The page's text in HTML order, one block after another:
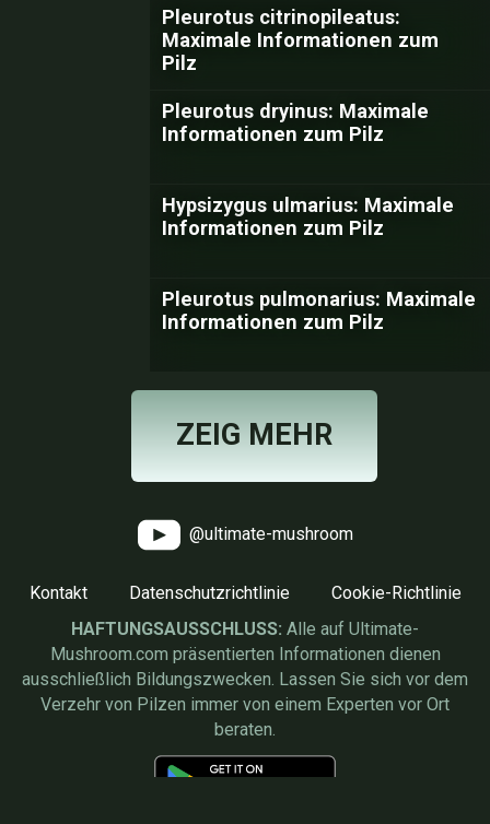
Pleurotus citrinopileatus:
Maximale Informationen zum
Pilz
Pleurotus dryinus: Maximale
Informationen zum Pilz
Hypsizygus ulmarius: Maximale
Informationen zum Pilz
Pleurotus pulmonarius: Maximale
Informationen zum Pilz
ZEIG MEHR
@ultimate-mushroom
Kontakt Datenschutzrichtlinie
Cookie-Richtlinie
HAFTUNGSAUSSCHLUSS: Alle auf Ultimate-
Mushroom.com präsentierten Informationen dienen
ausschließlich Bildungszwecken. Lassen Sie sich vor dem
Verzehr von Pilzen immer von einem Experten vor Ort
beraten.